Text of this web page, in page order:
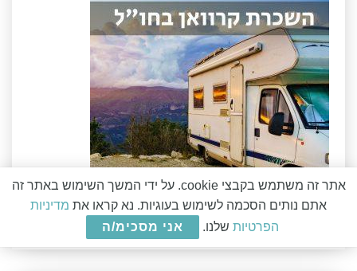
אתר זה משתמש בקבצי cookie. על ידי המשך השימוש באתר זה
אתם נותים הסכמה לשימוש בעוגיות. נא קראו את מדיניות
הפרטיות שלנו. אני מסכימ/ה